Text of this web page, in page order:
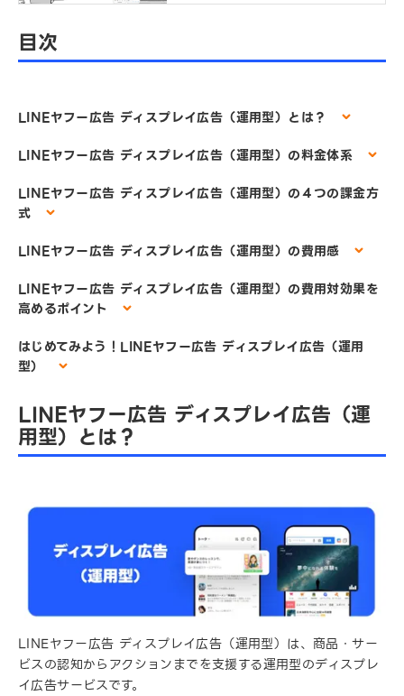
目次
LINEヤフー広告 ディスプレイ広告（運用型）とは？
LINEヤフー広告 ディスプレイ広告（運用型）の料金体系
LINEヤフー広告 ディスプレイ広告（運用型）の４つの課金方
式
LINEヤフー広告 ディスプレイ広告（運用型）の費用感
LINEヤフー広告 ディスプレイ広告（運用型）の費用対効果を
高めるポイント
はじめてみよう！LINEヤフー広告 ディスプレイ広告（運用
型）
LINEヤフー広告 ディスプレイ広告（運
用型）とは？
LINEヤフー広告 ディスプレイ広告（運用型）は、商品・サー
ビスの認知からアクションまでを支援する運用型のディスプレ
イ広告サービスです。